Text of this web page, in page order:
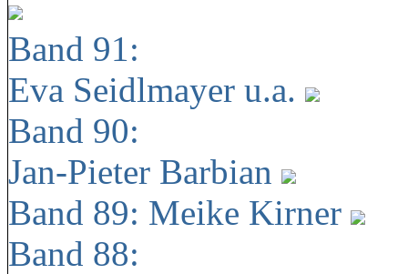
Band 91:
Eva Seidlmayer u.a.
Band 90:
Jan-Pieter Barbian
Band 89: Meike Kirner
Band 88: